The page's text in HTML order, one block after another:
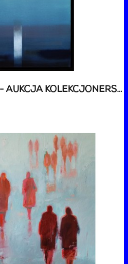
69 AUKCJA SZTUKI - AUKCJA KOLEKCJONERSKA